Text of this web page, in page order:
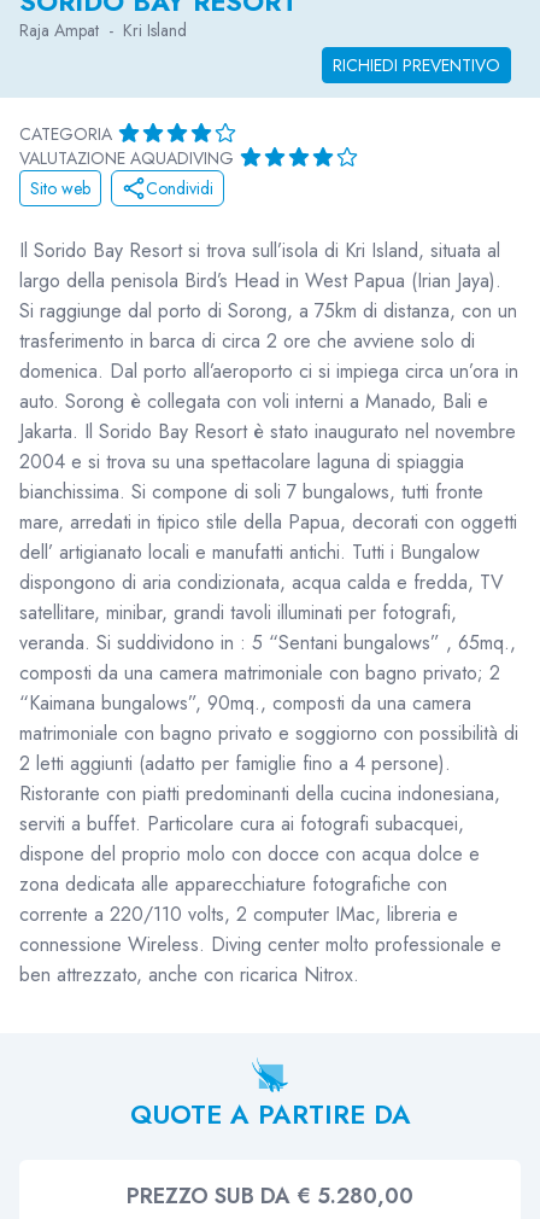
Raja Ampat - Kri Island
RICHIEDI PREVENTIVO
CATEGORIA
VALUTAZIONE AQUADIVING
Sito web
Condividi
Il Sorido Bay Resort si trova sull’isola di Kri Island, situata al
largo della penisola Bird’s Head in West Papua (Irian Jaya).
Si raggiunge dal porto di Sorong, a 75km di distanza, con un
trasferimento in barca di circa 2 ore che avviene solo di
domenica. Dal porto all’aeroporto ci si impiega circa un’ora in
auto. Sorong è collegata con voli interni a Manado, Bali e
Jakarta. Il Sorido Bay Resort è stato inaugurato nel novembre
2004 e si trova su una spettacolare laguna di spiaggia
bianchissima. Si compone di soli 7 bungalows, tutti fronte
mare, arredati in tipico stile della Papua, decorati con oggetti
dell’ artigianato locali e manufatti antichi. Tutti i Bungalow
dispongono di aria condizionata, acqua calda e fredda, TV
satellitare, minibar, grandi tavoli illuminati per fotografi,
veranda. Si suddividono in : 5 “Sentani bungalows” , 65mq.,
composti da una camera matrimoniale con bagno privato; 2
“Kaimana bungalows”, 90mq., composti da una camera
matrimoniale con bagno privato e soggiorno con possibilità di
2 letti aggiunti (adatto per famiglie fino a 4 persone).
Ristorante con piatti predominanti della cucina indonesiana,
serviti a buffet. Particolare cura ai fotografi subacquei,
dispone del proprio molo con docce con acqua dolce e
zona dedicata alle apparecchiature fotografiche con
corrente a 220/110 volts, 2 computer IMac, libreria e
connessione Wireless. Diving center molto professionale e
ben attrezzato, anche con ricarica Nitrox.
QUOTE A PARTIRE DA
PREZZO SUB DA € 5.280,00